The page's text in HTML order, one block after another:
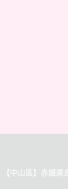
【中山區】赤鐵